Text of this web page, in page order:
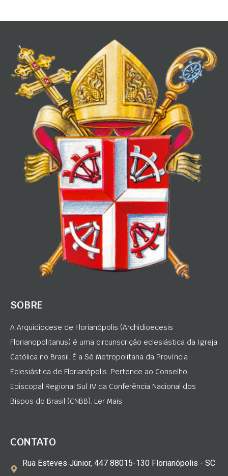
SOBRE
A Arquidiocese de Florianópolis (Archidioecesis
Florianopolitanus) é uma circunscrição eclesiástica da Igreja
Católica no Brasil. É a Sé Metropolitana da Província
Eclesiástica de Florianópolis. Pertence ao Conselho
Episcopal Regional Sul IV da Conferência Nacional dos
Bispos do Brasil (CNBB). Ler Mais
CONTATO
Rua Esteves Júnior, 447 88015-130 Florianópolis - SC